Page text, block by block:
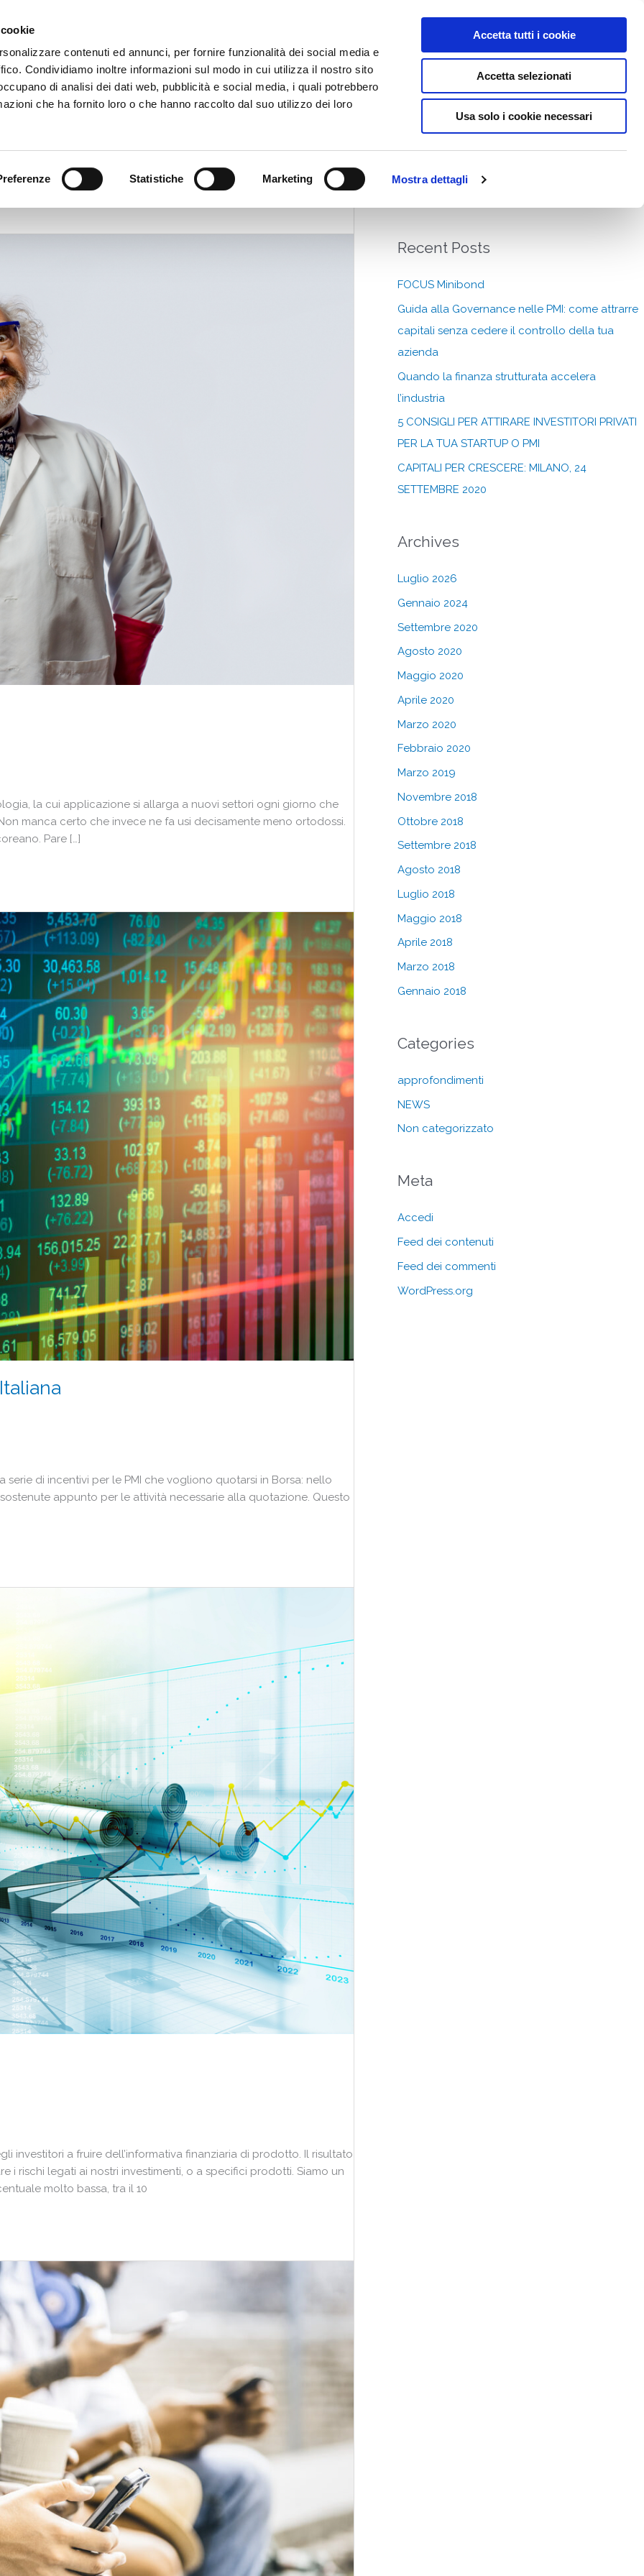
contenuti ed annunci, per fornire funzionalità dei social media e
Condividiamo inoltre informazioni sul modo in cui utilizza il nostro sito
di analisi dei dati web, pubblicità e social media, i quali potrebbero
che ha fornito loro o che hanno raccolto dal suo utilizzo dei loro
Statistiche Marketing Mostra dettagli
Accetta tutti i cookie
Accetta selezionati
Usa solo i cookie necessari
la cui applicazione si allarga a nuovi settori ogni giorno che
manca certo che invece ne fa usi decisamente meno ortodossi.
Pare […]
di incentivi per le PMI che vogliono quotarsi in Borsa: nello
appunto per le attività necessarie alla quotazione. Questo
investitori a fruire dell’informativa finanziaria di prodotto. Il risultato
rischi legati ai nostri investimenti, o a specifici prodotti. Siamo un
molto bassa, tra il 10
c
a
Recent Posts
FOCUS Minibond
Guida alla Governance nelle PMI: come attrarre
capitali senza cedere il controllo della tua
azienda
Quando la finanza strutturata accelera
l’industria
5 CONSIGLI PER ATTIRARE INVESTITORI PRIVATI
PER LA TUA STARTUP O PMI
CAPITALI PER CRESCERE: MILANO, 24
SETTEMBRE 2020
Archives
Luglio 2026
Gennaio 2024
Settembre 2020
Agosto 2020
Maggio 2020
Aprile 2020
Marzo 2020
Febbraio 2020
Marzo 2019
Novembre 2018
Ottobre 2018
Settembre 2018
Agosto 2018
Luglio 2018
Maggio 2018
Aprile 2018
Marzo 2018
Gennaio 2018
Categories
approfondimenti
NEWS
Non categorizzato
Meta
Accedi
Feed dei contenuti
Feed dei commenti
WordPress.org